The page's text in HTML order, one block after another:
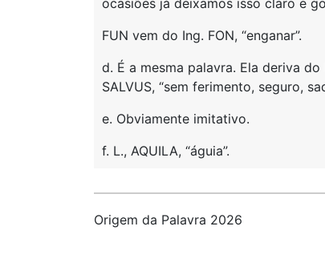
ocasiões já deixamos isso claro e
FUN vem do Ing. FON, “enganar”.
d. É a mesma palavra. Ela deriva do
SALVUS, “sem ferimento, seguro,
e. Obviamente imitativo.
f. L., AQUILA, “águia”.
Origem da Palavra 2026